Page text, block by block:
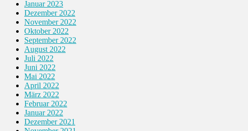
Januar 2023
Dezember 2022
November 2022
Oktober 2022
September 2022
August 2022
Juli 2022
Juni 2022
Mai 2022
April 2022
März 2022
Februar 2022
Januar 2022
Dezember 2021